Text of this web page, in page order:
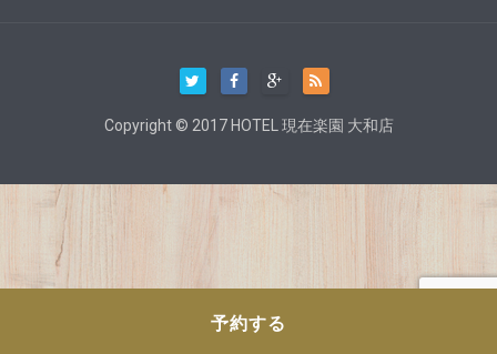
Copyright © 2017 HOTEL 現在楽園 大和店
予約する